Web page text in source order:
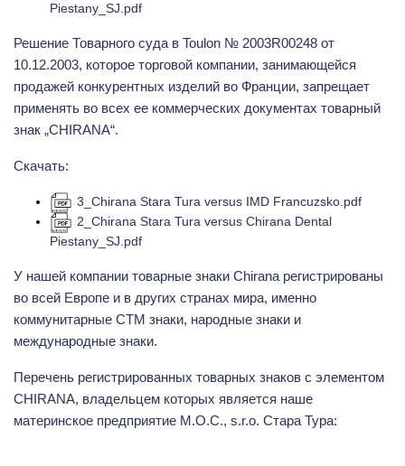
Piestany_SJ.pdf
Решение Товарного суда в Toulon № 2003R00248 от
10.12.2003, которое торговой компании, занимающейся
продажей конкурентных изделий во Франции, запрещает
применять во всех ее коммерческих документах товарный
знак „CHIRANA“.
Скачать:
3_Chirana Stara Tura versus IMD Francuzsko.pdf
2_Chirana Stara Tura versus Chirana Dental
Piestany_SJ.pdf
У нашей компании товарные знаки Chirana регистрированы
во всей Европе и в других странах мира, именно
коммунитарные CTM знаки, народные знаки и
международные знаки.
Перечень регистрированных товарных знаков с элементом
CHIRANA, владельцем которых является наше
материнское предприятие M.O.C., s.r.o. Стара Тура: